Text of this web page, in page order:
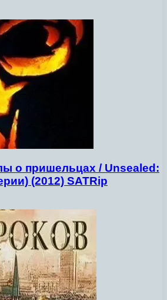
о пришельцах / Unsealed:
(2012) SATRip